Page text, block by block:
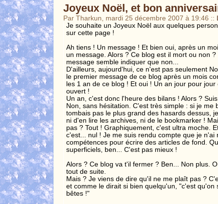
Joyeux Noël, et bon
Par Tharkun, mardi 25 décembre 2007 à 19:46 ::
Je souhaite un Joyeux Noël aux quelques
sur cette page !
Ah tiens ! Un message ! Et bien oui, après un
un message. Alors ? Ce blog est il mort ou non
message semble indiquer que non...
D'ailleurs, aujourd'hui, ce n'est pas seulement
le premier message de ce blog après un mois
les 1 an de ce blog ! Et oui ! Un an jour pour
ouvert !
Un an, c'est donc l'heure des bilans ! Alors ?
Non, sans hésitation. C'est très simple : si je me
tombais pas le plus grand des hasards dessus,
ni d'en lire les archives, ni de le bookmarker !
pas ? Tout ! Graphiquement, c'est ultra moche.
c'est... nul ! Je me suis rendu compte que je n'ai
compétences pour écrire des articles de fond.
superficiels, ben... C'est pas mieux !
Alors ? Ce blog va t'il fermer ? Ben... Non plus.
tout de suite.
Mais ? Je viens de dire qu'il ne me plaît pas ?
et comme le dirait si bien quelqu'un, "c'est qu'on
bêtes !"